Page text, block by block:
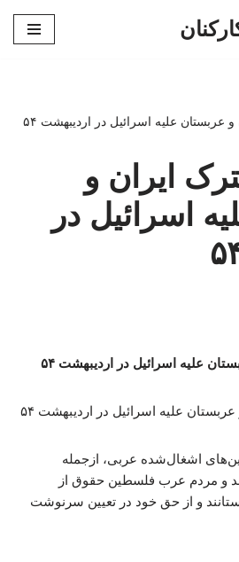
عربستان علیه اسرائیل در اردیبهشت ۵۴
ایران و
اسرائیل در
علیه اسرائیل در اردیبهشت ۵۴
اشغال‌شده عربی، ازجمله
و مردم عرب فلسطین حقوق از
و از حق خود در تعیین سرنوشت